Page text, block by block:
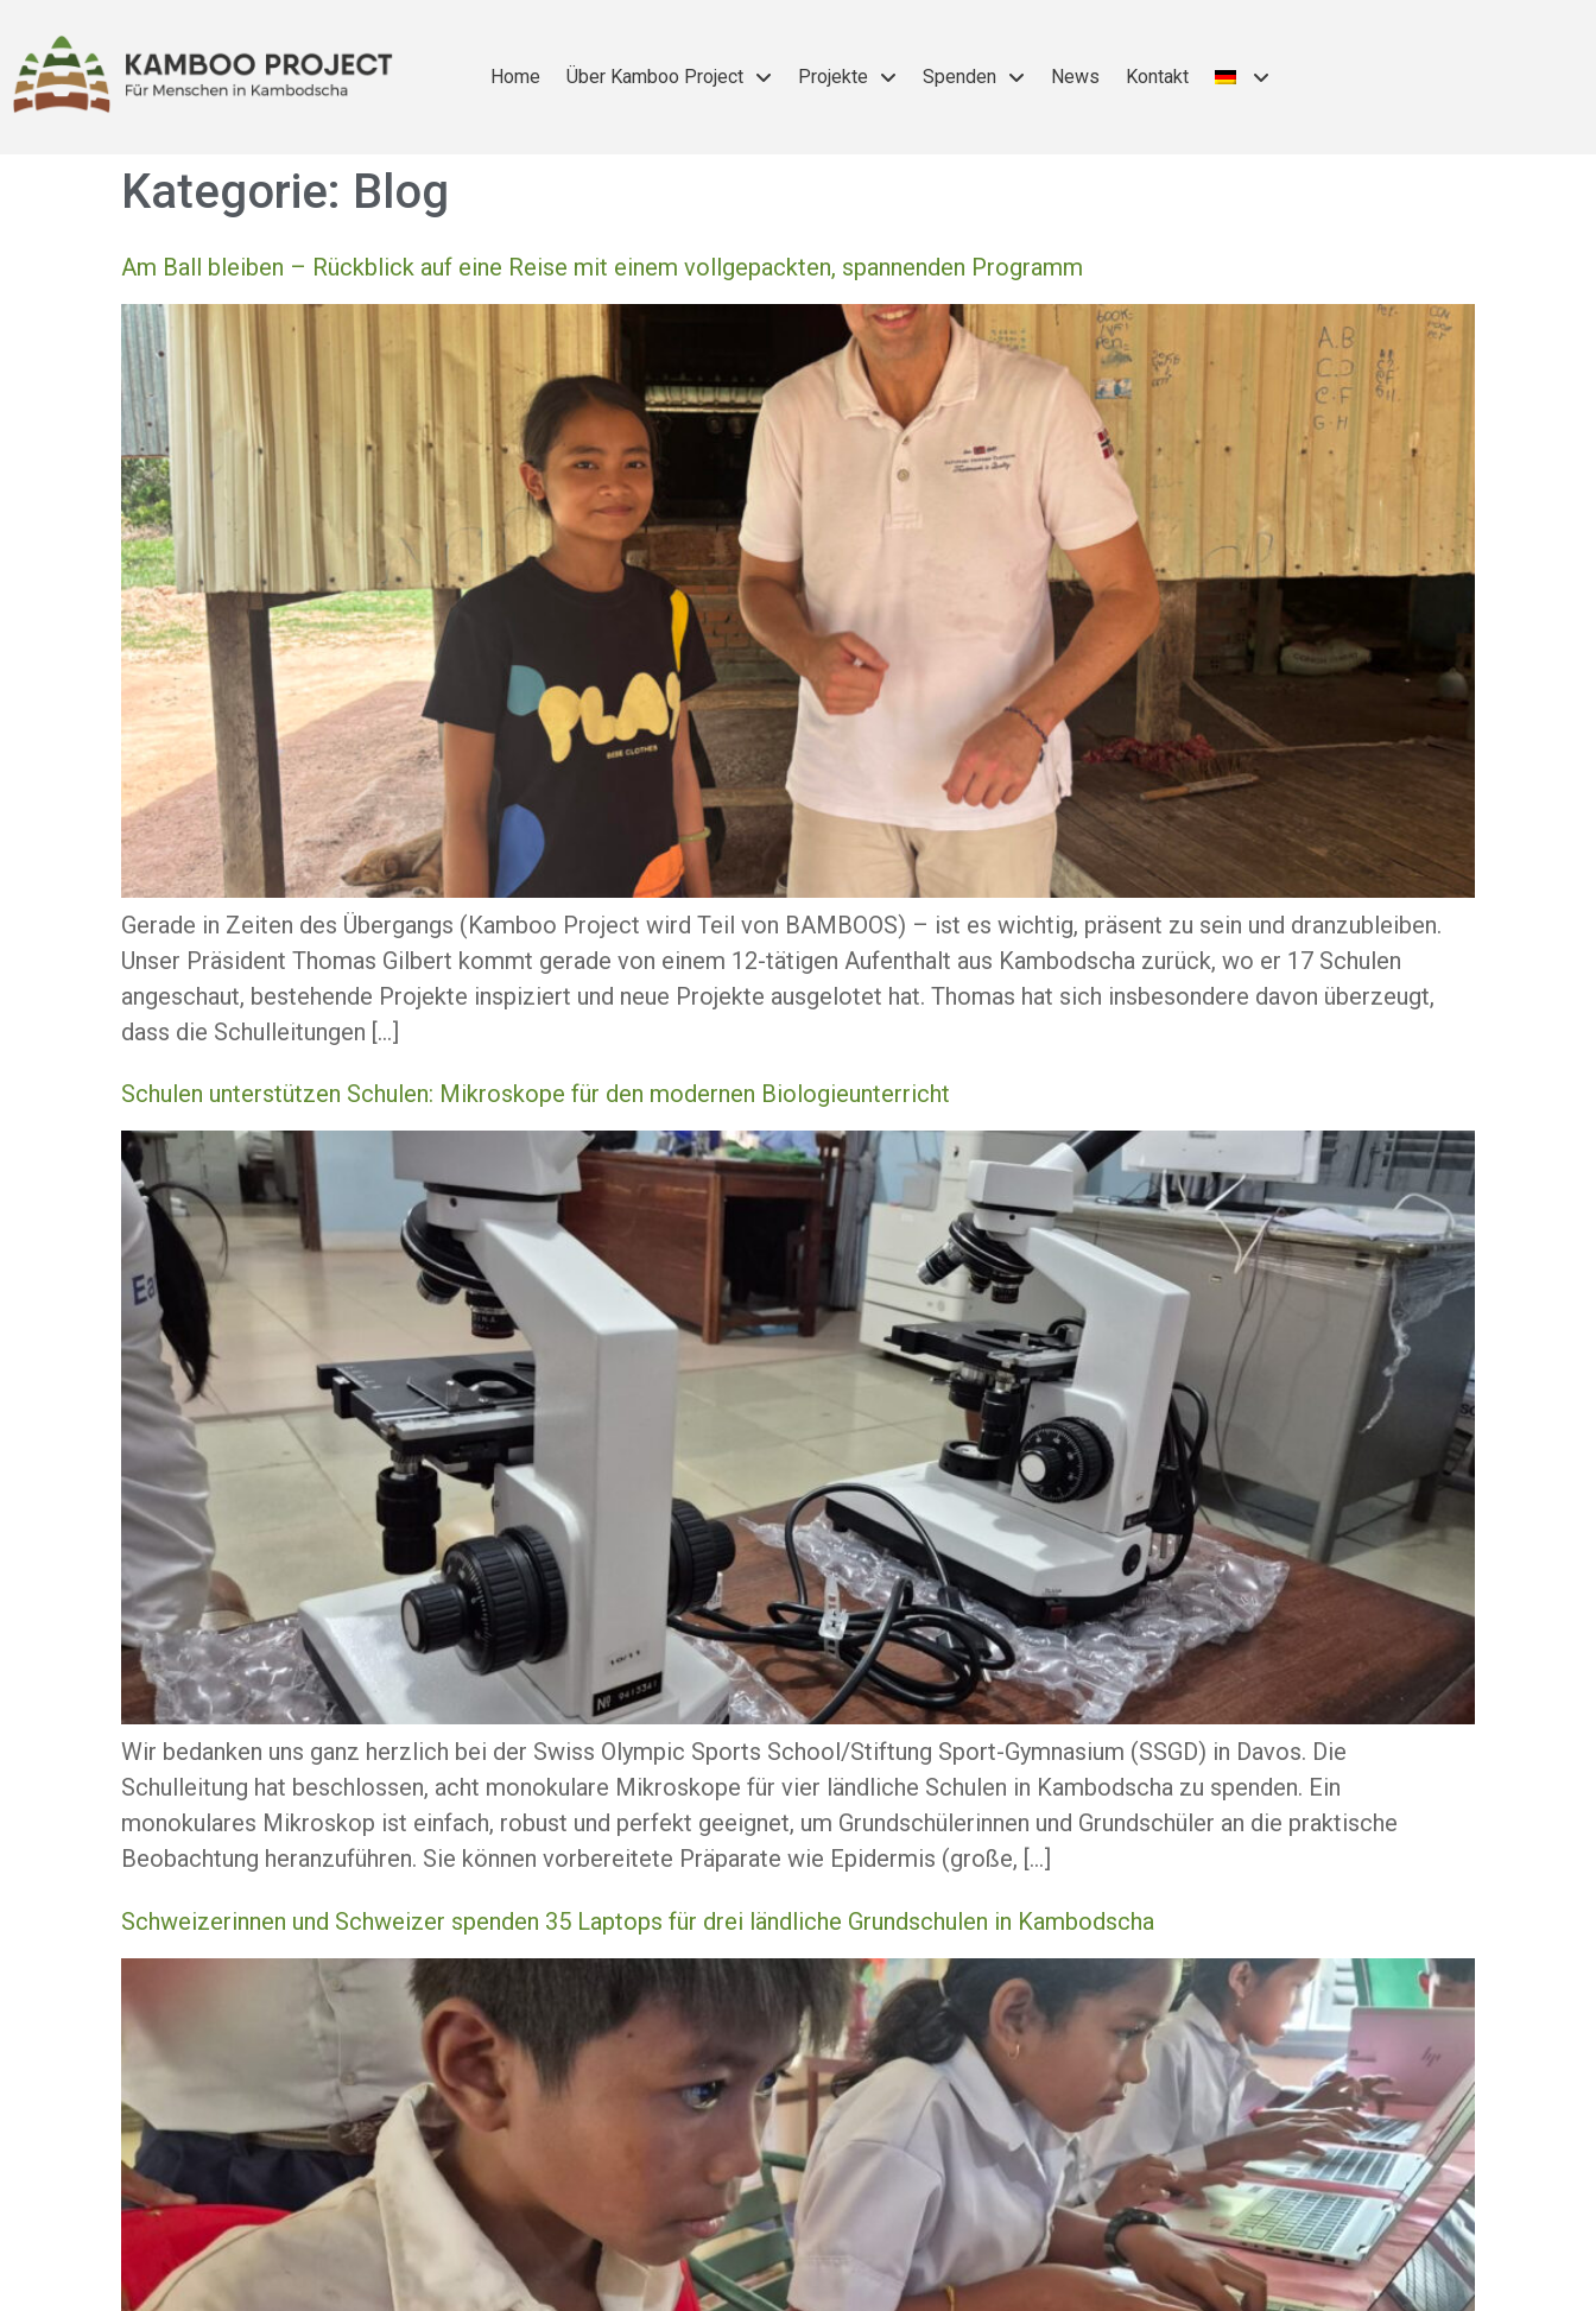
Home Über Kamboo Project Projekte Spenden News Kontakt
Kategorie: Blog
Am Ball bleiben – Rückblick auf eine Reise mit einem vollgepackten, spannenden Programm
Gerade in Zeiten des Übergangs (Kamboo Project wird Teil von BAMBOOS) – ist es wichtig, präsent zu sein und dranzubleiben.
Unser Präsident Thomas Gilbert kommt gerade von einem 12-tätigen Aufenthalt aus Kambodscha zurück, wo er 17 Schulen
angeschaut, bestehende Projekte inspiziert und neue Projekte ausgelotet hat. Thomas hat sich insbesondere davon überzeugt,
dass die Schulleitungen […]
Schulen unterstützen Schulen: Mikroskope für den modernen Biologieunterricht
Wir bedanken uns ganz herzlich bei der Swiss Olympic Sports School/Stiftung Sport-Gymnasium (SSGD) in Davos. Die
Schulleitung hat beschlossen, acht monokulare Mikroskope für vier ländliche Schulen in Kambodscha zu spenden. Ein
monokulares Mikroskop ist einfach, robust und perfekt geeignet, um Grundschülerinnen und Grundschüler an die praktische
Beobachtung heranzuführen. Sie können vorbereitete Präparate wie Epidermis (große, […]
Schweizerinnen und Schweizer spenden 35 Laptops für drei ländliche Grundschulen in Kambodscha